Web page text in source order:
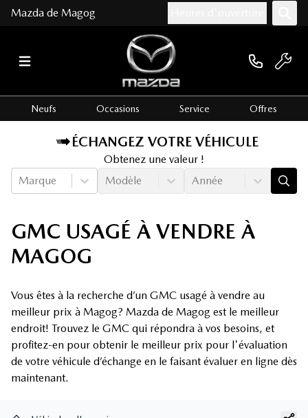
Mazda de Magog
Neufs Occasions Service Offres
ÉCHANGEZ VOTRE VÉHICULE
Obtenez une valeur !
Marque
Modèle Année
GMC USAGÉ À VENDRE À
MAGOG
Vous êtes à la recherche d’un GMC usagé à vendre au
meilleur prix à Magog? Mazda de Magog est le meilleur
endroit! Trouvez le GMC qui répondra à vos besoins, et
profitez-en pour obtenir le meilleur prix pour l'évaluation
de votre véhicule d’échange en le faisant évaluer en ligne dès
maintenant.